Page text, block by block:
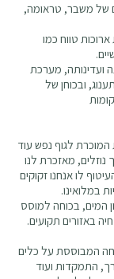
של משבר, טראומה,
טווח כמו
ועדינותה, מערכת
ובכוחן של
לגוף נפש עוד
נוזלים, מאזכרת לנו
לו אנחנו זקוקים
במלואינו.
המים, בכוחה למוסס
באזורים תקועים.
המבוססת על כלים
התמקדות ועוד